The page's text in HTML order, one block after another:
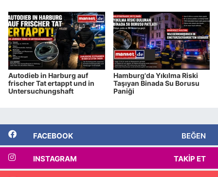
Autodieb in Harburg auf
frischer Tat ertappt und in
Untersuchungshaft
Hamburg'da Yıkılma Riski
Taşıyan Binada Su Borusu
Paniği
FACEBOOK BEĞEN
INSTAGRAM TAKIP ET